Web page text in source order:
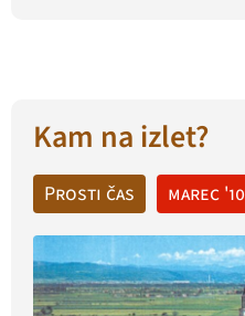
Kam na izlet?
Prosti čas marec '10